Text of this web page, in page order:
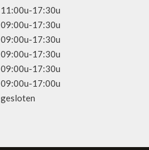
11:00u-17:30u
09:00u-17:30u
09:00u-17:30u
09:00u-17:30u
09:00u-17:30u
09:00u-17:00u
gesloten